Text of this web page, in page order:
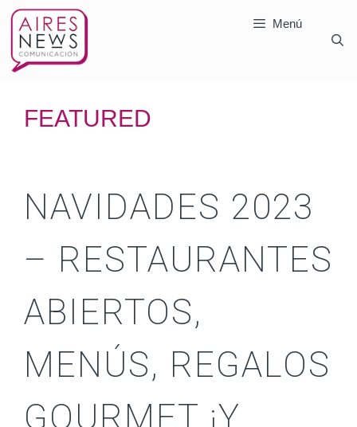
Menú
FEATURED
NAVIDADES 2023
– RESTAURANTES
ABIERTOS,
MENÚS, REGALOS
GOURMET ¡Y